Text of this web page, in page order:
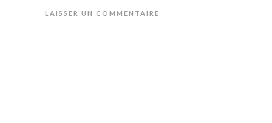
LAISSER UN COMMENTAIRE